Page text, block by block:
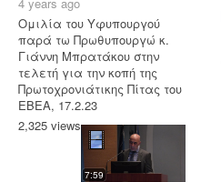
Ομιλία του Υφυπουργού
παρά τω Πρωθυπουργώ κ.
Γιάννη Μπρατάκου στην
τελετή για την κοπή της
Πρωτοχρονιάτικης Πίτας του
ΕΒΕΑ, 17.2.23
2,325 views
7:59